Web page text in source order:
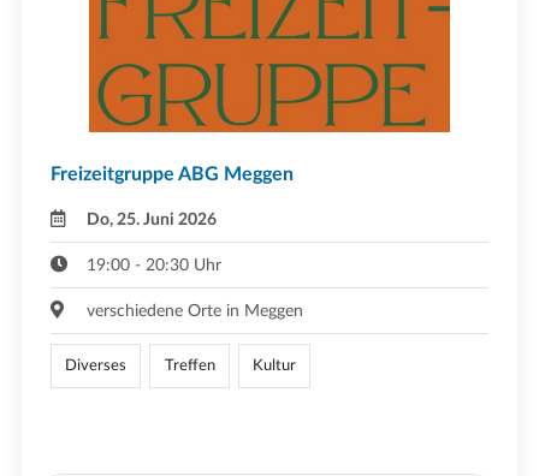
Freizeitgruppe ABG Meggen
Do, 25. Juni 2026
19:00 - 20:30 Uhr
verschiedene Orte in Meggen
Diverses Treffen Kultur